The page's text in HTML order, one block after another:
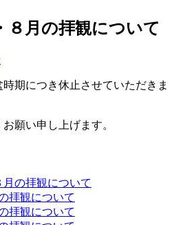
８月の拝観について
期につき休止させていただきま
願い申し上げます。
月の拝観について
拝観について
拝観について